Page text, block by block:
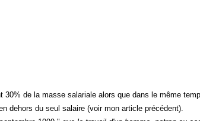
de la masse salariale alors que dans le même
dehors du seul salaire (voir mon article précédent).